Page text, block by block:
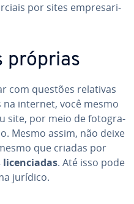
por sites em­pre­sa­ri­
próprias
com questões relativas
internet, você mesmo
site, por meio de fo­to­gra­
Mesmo assim, não deixe
que criadas por
li­cen­ci­a­das. Até isso pode
jurídico.